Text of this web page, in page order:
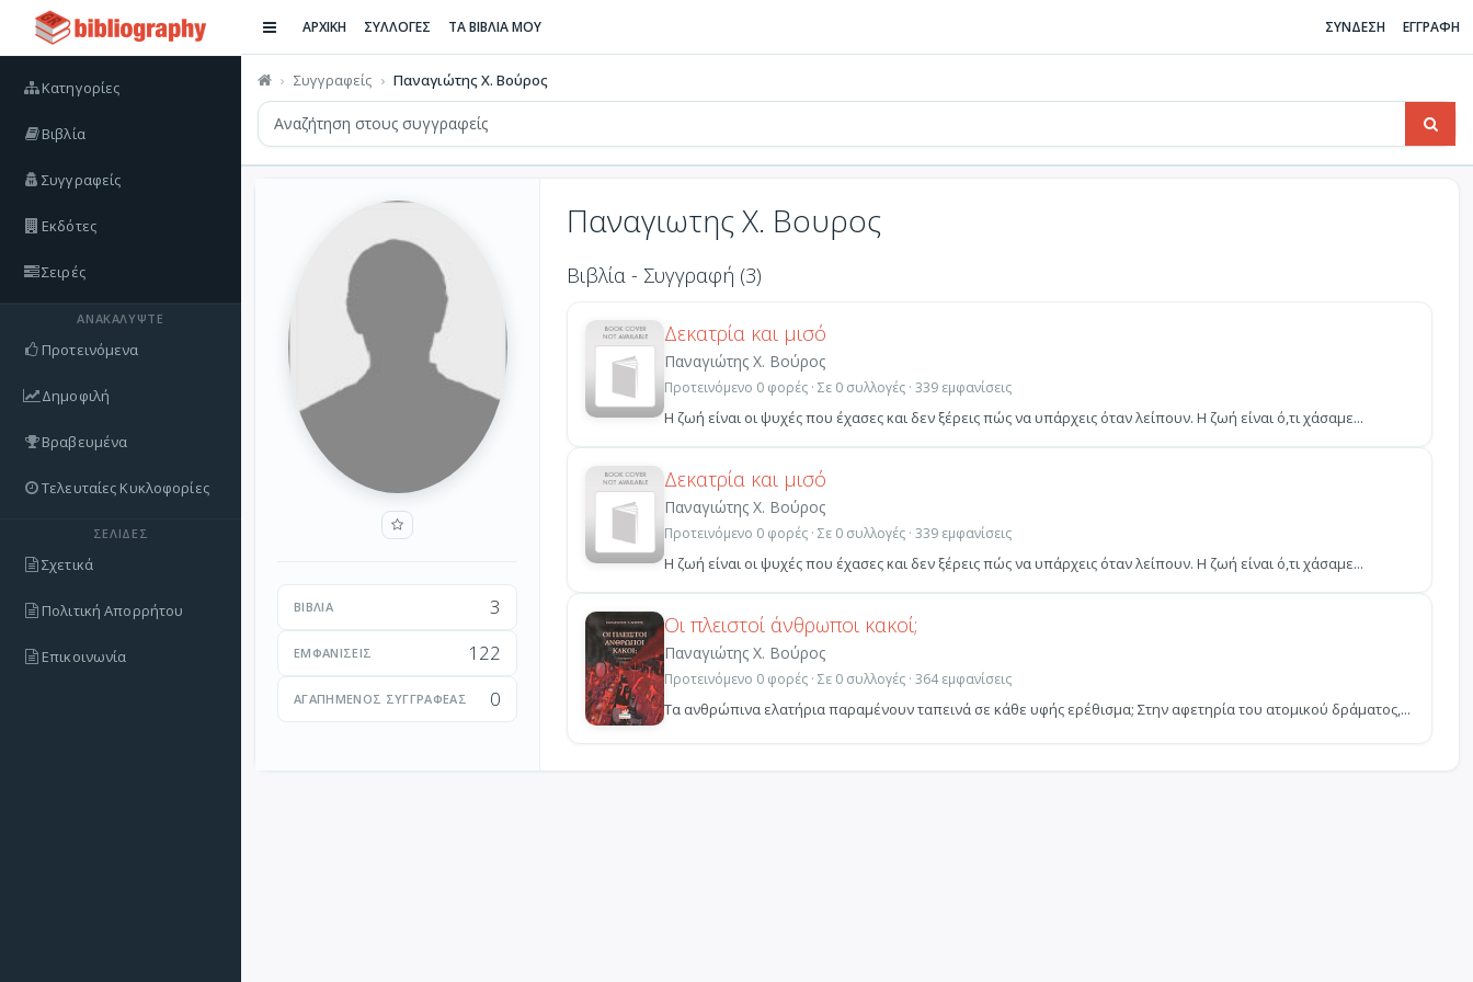
Κατηγορίες
Βιβλία
Συγγραφείς
Εκδότες
Σειρές
ΑΝΑΚΑΛΎΨΤΕ
Προτεινόμενα
Δημοφιλή
Βραβευμένα
Τελευταίες Κυκλοφορίες
ΣΕΛΊΔΕΣ
Σχετικά
Πολιτική Απορρήτου
Επικοινωνία
ΑΡΧΙΚΗ ΣΥΛΛΟΓΕΣ ΤΑ ΒΙΒΛΙΑ ΜΟΥ ΣΥΝΔΕΣΗ ΕΓΓΡΑΦΗ
Συγγραφείς Παναγιώτης Χ. Βούρος
ΒΙΒΛΊΑ 3
ΕΜΦΑΝΊΣΕΙΣ 122
ΑΓΑΠΗΜΈΝΟΣ ΣΥΓΓΡΑΦΈΑΣ 0
Παναγιωτης Χ. Βουρος
Βιβλία - Συγγραφή (3)
Δεκατρία και μισό
Παναγιώτης Χ. Βούρος
Προτεινόμενο 0 φορές · Σε 0 συλλογές · 339 εμφανίσεις
Η ζωή είναι οι ψυχές που έχασες και δεν ξέρεις πώς να υπάρχεις όταν λείπουν. Η ζωή είναι ό,τι χάσαμε...
Δεκατρία και μισό
Παναγιώτης Χ. Βούρος
Προτεινόμενο 0 φορές · Σε 0 συλλογές · 339 εμφανίσεις
Η ζωή είναι οι ψυχές που έχασες και δεν ξέρεις πώς να υπάρχεις όταν λείπουν. Η ζωή είναι ό,τι χάσαμε...
Οι πλειστοί άνθρωποι κακοί;
Παναγιώτης Χ. Βούρος
Προτεινόμενο 0 φορές · Σε 0 συλλογές · 364 εμφανίσεις
Τα ανθρώπινα ελατήρια παραμένουν ταπεινά σε κάθε υφής ερέθισμα; Στην αφετηρία του ατομικού δράματος,...